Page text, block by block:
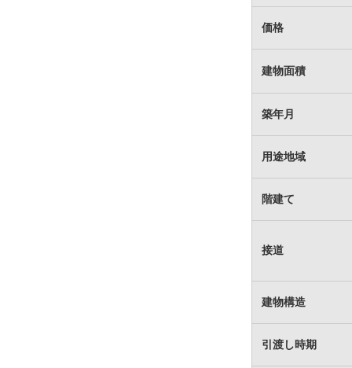
価格
建物面積
築年月
用途地域
階建て
接道
建物構造
引渡し時期